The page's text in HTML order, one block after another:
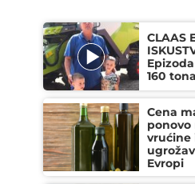
CLAAS
160
Cena
ponovo
vrućine
Evropi